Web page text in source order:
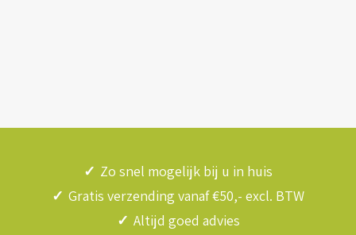
✓ Zo snel mogelijk bij u in huis
✓ Gratis verzending vanaf €50,- excl. BTW
✓ Altijd goed advies